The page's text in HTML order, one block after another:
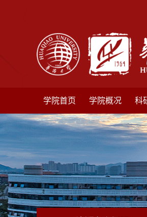
学院首页 学院概况 科